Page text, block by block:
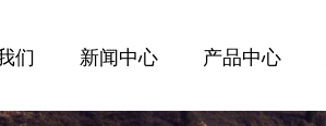
们 新闻中心 产品中心